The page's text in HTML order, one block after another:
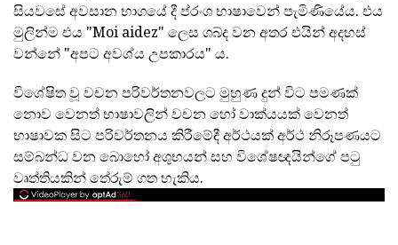
සියවසේ අවසාන භාගයේ දී ප්රංශ භාෂාවෙන් පැමිණියේය. එය
මුලින්ම එය "Moi aidez" ලෙස ශබ්ද වන අතර එයින් අදහස්
වන්නේ "අපට අවශ්ය උපකාරය" ය.
විශේෂිත වූ වචන පරිවර්තනවලට මුහුණ දුන් විට පමණක්
නොව වෙනත් භාෂාවලින් වචන හෝ වාක්යයක් වෙනත්
භාෂාවක සිට පරිවර්තනය කිරීමේදී අර්ථයක් අර්ථ නිරූපණයට
සම්බන්ධ වන බොහෝ අශුභයන් සහ විශේෂඥයින්ගේ පටු
වෘත්තියකින් තේරුම් ගත හැකිය.